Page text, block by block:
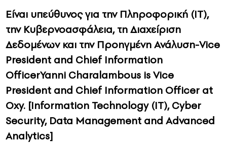
Είναι υπεύθυνος για την Πληροφορική (IT),
την Κυβερνοασφάλεια, τη Διαχείριση
Δεδομένων και την Προηγμένη Ανάλυση-Vice
President and Chief Information
OfficerYanni Charalambous is Vice
President and Chief Information Officer at
Oxy. [Information Technology (IT), Cyber
Security, Data Management and Advanced
Analytics]